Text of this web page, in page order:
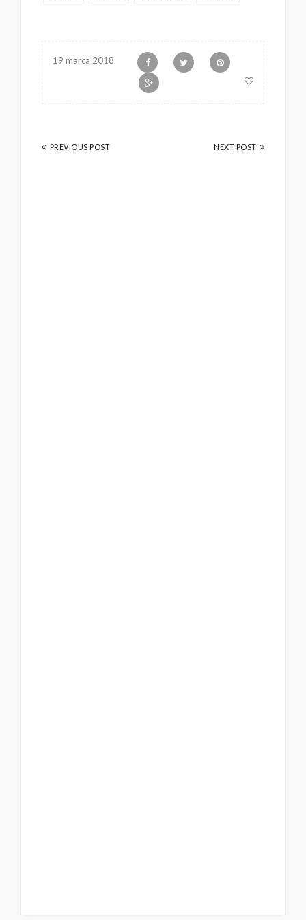
19 marca 2018
PREVIOUS POST NEXT POST